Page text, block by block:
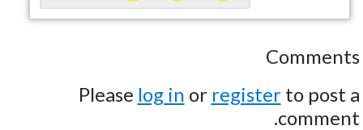
Comments
Please log in or registerto post a
comment.